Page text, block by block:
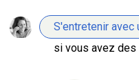
S'entretenir avec
si vous avez